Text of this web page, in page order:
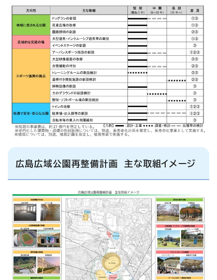
広島広域公園再整備計画 主な取組イメージ